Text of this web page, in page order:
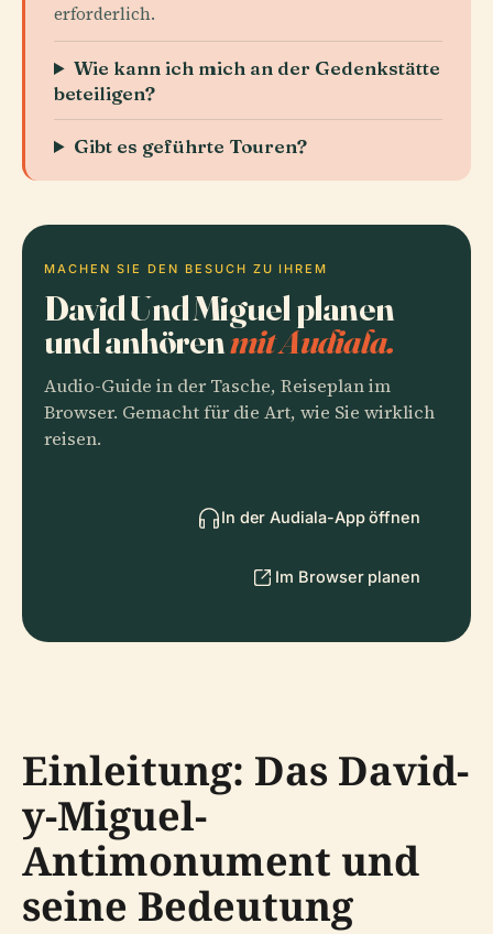
erforderlich.
Wie kann ich mich an der Gedenkstätte
beteiligen?
Gibt es geführte Touren?
MACHEN SIE DEN BESUCH ZU IHREM
David Und Miguel planen
und anhörenmit Audiala.
Audio-Guide in der Tasche, Reiseplan im
Browser. Gemacht für die Art, wie Sie wirklich
reisen.
In der Audiala-App öffnen
Im Browser planen
Einleitung: Das David-
y-Miguel-
Antimonument und
seine Bedeutung